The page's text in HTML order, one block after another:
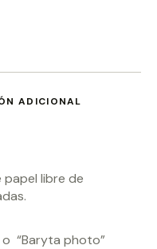
ADICIONAL
papel libre de
o “Baryta photo”